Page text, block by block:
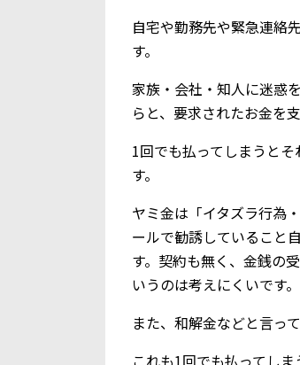
自宅や勤務先や緊急連絡
す。
家族・会社・知人に迷惑
らと、要求されたお金を
1回でも払ってしまうと
す。
ヤミ金は「イタズラ行為
ールで勧誘していること
す。契約も無く、金銭の
いうのは考えにくいです。
また、和解金などと言っ
これも1回でも払ってし